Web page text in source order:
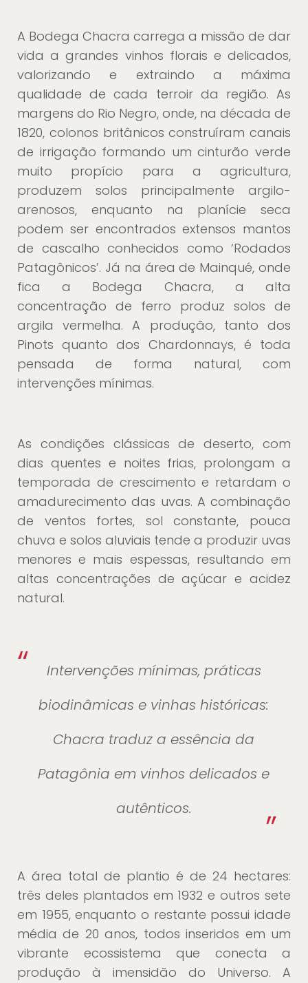
A Bodega Chacra carrega a missão de dar
vida a grandes vinhos florais e delicados,
valorizando e extraindo a máxima
qualidade de cada terroir da região. As
margens do Rio Negro, onde, na década de
1820, colonos britânicos construíram canais
de irrigação formando um cinturão verde
muito propício para a agricultura,
produzem solos principalmente argilo-
arenosos, enquanto na planície seca
podem ser encontrados extensos mantos
de cascalho conhecidos como ‘Rodados
Patagônicos’. Já na área de Mainqué, onde
fica a Bodega Chacra, a alta
concentração de ferro produz solos de
argila vermelha. A produção, tanto dos
Pinots quanto dos Chardonnays, é toda
pensada de forma natural, com
intervenções mínimas.
As condições clássicas de deserto, com
dias quentes e noites frias, prolongam a
temporada de crescimento e retardam o
amadurecimento das uvas. A combinação
de ventos fortes, sol constante, pouca
chuva e solos aluviais tende a produzir uvas
menores e mais espessas, resultando em
altas concentrações de açúcar e acidez
natural.
“
Intervenções mínimas, práticas
biodinâmicas e vinhas históricas:
Chacra traduz a essência da
Patagônia em vinhos delicados e
autênticos.
”
A área total de plantio é de 24 hectares:
três deles plantados em 1932 e outros sete
em 1955, enquanto o restante possui idade
média de 20 anos, todos inseridos em um
vibrante ecossistema que conecta a
produção à imensidão do Universo. A